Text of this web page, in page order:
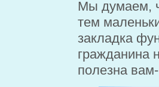
Мы думаем,
тем
закладка
гражданина
полезна